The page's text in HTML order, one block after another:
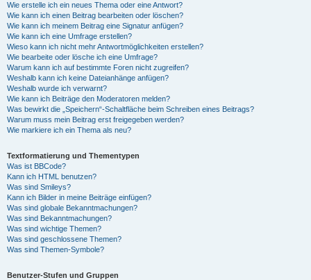
Wie erstelle ich ein neues Thema oder eine Antwort?
Wie kann ich einen Beitrag bearbeiten oder löschen?
Wie kann ich meinem Beitrag eine Signatur anfügen?
Wie kann ich eine Umfrage erstellen?
Wieso kann ich nicht mehr Antwortmöglichkeiten erstellen?
Wie bearbeite oder lösche ich eine Umfrage?
Warum kann ich auf bestimmte Foren nicht zugreifen?
Weshalb kann ich keine Dateianhänge anfügen?
Weshalb wurde ich verwarnt?
Wie kann ich Beiträge den Moderatoren melden?
Was bewirkt die „Speichern“-Schaltfläche beim Schreiben eines Beitrags?
Warum muss mein Beitrag erst freigegeben werden?
Wie markiere ich ein Thema als neu?
Textformatierung und Thementypen
Was ist BBCode?
Kann ich HTML benutzen?
Was sind Smileys?
Kann ich Bilder in meine Beiträge einfügen?
Was sind globale Bekanntmachungen?
Was sind Bekanntmachungen?
Was sind wichtige Themen?
Was sind geschlossene Themen?
Was sind Themen-Symbole?
Benutzer-Stufen und Gruppen